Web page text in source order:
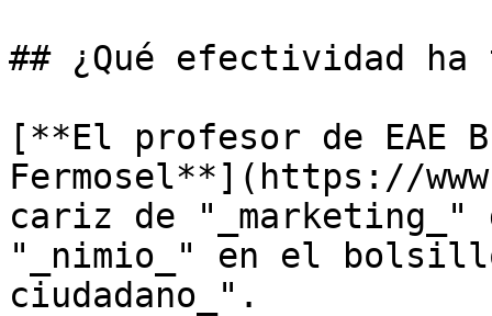
## ¿Qué efectividad
[**El profesor de EAE
Fermosel**](https://
cariz de "_marketing_"
"_nimio_" en el
ciudadano_".